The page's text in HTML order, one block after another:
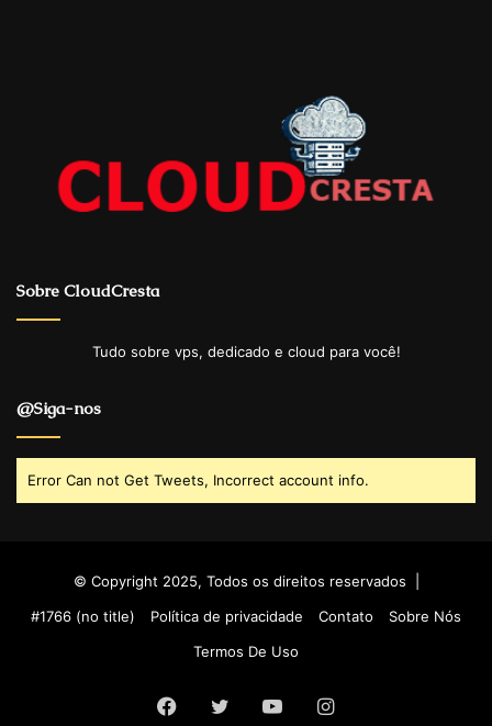
Sobre CloudCresta
Tudo sobre vps, dedicado e cloud para você!
@Siga-nos
Error Can not Get Tweets, Incorrect account info.
© Copyright 2025, Todos os direitos reservados |
#1766 (no title)
Política de privacidade Contato
Sobre Nós
Termos De Uso
Facebook
Twitter YouTubeInstagram